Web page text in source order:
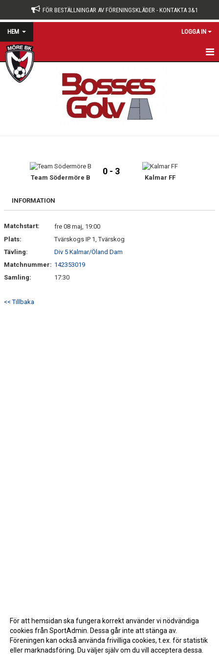
FÖR BESTÄLLNINGAR AV FÖRENINGSKLÄDER - KONTAKTA 3&1
HEM LOGGA IN
HEM
BILDGALLERI
DOKUMENT
MATCHER
FÖRENINGSKLÄDER
Team Södermöre B
0 - 3
Kalmar FF
INFORMATION
Matchstart:
fre 08 maj, 19:00
Plats:
Tvärskogs IP 1, Tvärskog
Tävling:
Div 5 Kalmar/Öland Dam
Matchnummer: 142353019
Samling:
17:30
<< Tillbaka
För att hemsidan ska fungera korrekt använder vi nödvändiga
cookies från SportAdmin. Dessa går inte att stänga av.
Föreningen kan också använda frivilliga cookies, t.ex. för statistik
eller marknadsföring. Du väljer själv om du vill acceptera dessa.